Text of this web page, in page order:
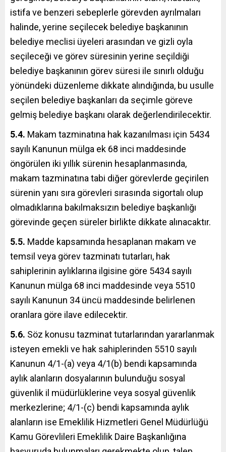
istifa ve benzeri sebeplerle görevden ayrılmaları
halinde, yerine seçilecek belediye başkanının
belediye meclisi üyeleri arasından ve gizli oyla
seçileceği ve görev süresinin yerine seçildiği
belediye başkanının görev süresi ile sınırlı olduğu
yönündeki düzenleme dikkate alındığında, bu usulle
seçilen belediye başkanları da seçimle göreve
gelmiş belediye başkanı olarak değerlendirilecektir.
5.4. Makam tazminatına hak kazanılması için 5434
sayılı Kanunun mülga ek 68 inci maddesinde
öngörülen iki yıllık sürenin hesaplanmasında,
makam tazminatına tabi diğer görevlerde geçirilen
sürenin yanı sıra görevleri sırasında sigortalı olup
olmadıklarına bakılmaksızın belediye başkanlığı
görevinde geçen süreler birlikte dikkate alınacaktır.
5.5. Madde kapsamında hesaplanan makam ve
temsil veya görev tazminatı tutarları, hak
sahiplerinin aylıklarına ilgisine göre 5434 sayılı
Kanunun mülga 68 inci maddesinde veya 5510
sayılı Kanunun 34 üncü maddesinde belirlenen
oranlara göre ilave edilecektir.
5.6. Söz konusu tazminat tutarlarından yararlanmak
isteyen emekli ve hak sahiplerinden 5510 sayılı
Kanunun 4/1-(a) veya 4/1(b) bendi kapsamında
aylık alanların dosyalarının bulunduğu sosyal
güvenlik il müdürlüklerine veya sosyal güvenlik
merkezlerine; 4/1-(c) bendi kapsamında aylık
alanların ise Emeklilik Hizmetleri Genel Müdürlüğü
Kamu Görevlileri Emeklilik Daire Başkanlığına